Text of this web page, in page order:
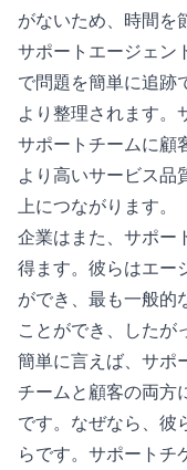
がないため、時間を
サポートエージェン
で問題を簡単に追跡
より整理されます。
サポートチームに顧
より高いサービス品
上につながります。
企業はまた、サポー
得ます。彼らはエー
ができ、最も一般的
ことができ、したが
簡単に言えば、サポ
チームと顧客の両方
です。なぜなら、彼
らです。サポートチ